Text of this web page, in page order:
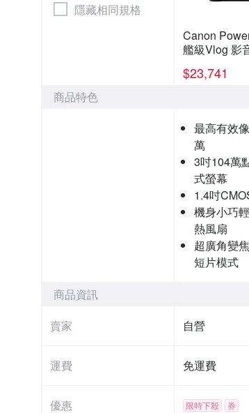
隱藏相同規格
Canon
艦級Vlog 影
$23,741
商品特色
最高有效
萬
3吋104萬
式螢幕
1.4吋
機身小巧
熱風扇
超廣角變
短片模式
商品資訊
賣家
自營
運費 免運費
優惠 限時下殺 券